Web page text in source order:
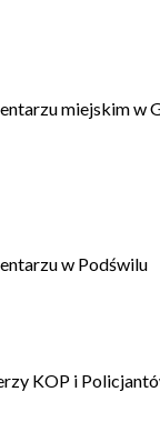
miejskim w
w Podświlu
KOP i